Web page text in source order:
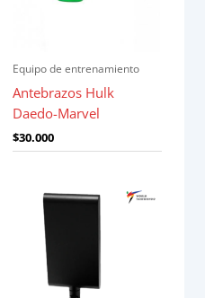
Equipo de entrenamiento
Antebrazos Hulk
Daedo-Marvel
$30.000